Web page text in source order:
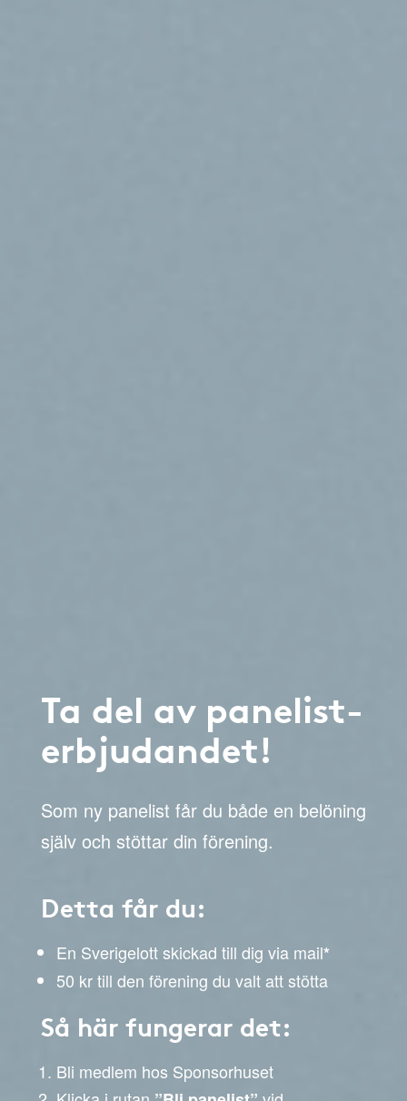
Ta del av panelist-
erbjudandet!
Som ny panelist får du både en belöning
själv och stöttar din förening.
Detta får du:
En Sverigelott skickad till dig via mail*
50 kr till den förening du valt att stötta
Så här fungerar det:
Bli medlem hos Sponsorhuset